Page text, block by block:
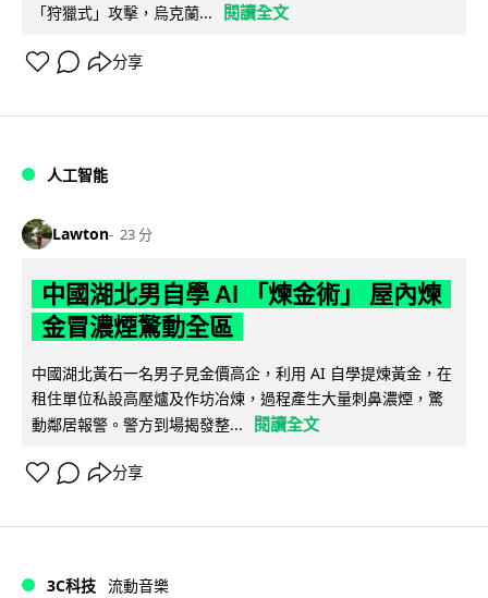
「狩獵式」攻擊，烏克蘭...
閱讀全文
分享
人工智能
Lawton 23 分
中國湖北男自學 AI 「煉金術」 屋內煉
金冒濃煙驚動全區
中國湖北黃石一名男子見金價高企，利用 AI 自學提煉黃金，在
租住單位私設高壓爐及作坊冶煉，過程產生大量刺鼻濃煙，驚
動鄰居報警。警方到場揭發整...
閱讀全文
分享
3C科技 流動音樂